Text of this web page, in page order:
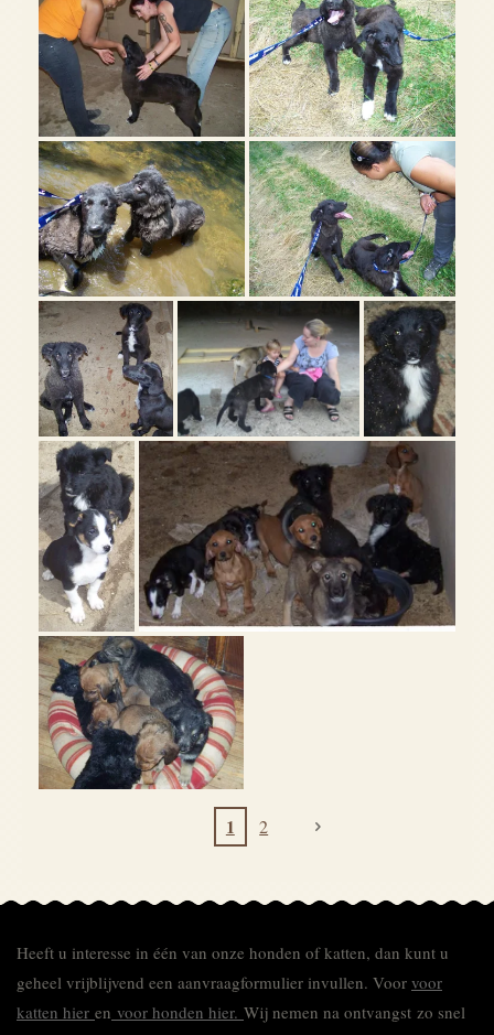
1 2
Heeft u interesse in één van onze honden of katten, dan kunt u
geheel vrijblijvend een aanvraagformulier invullen. Voor voor
katten hier en voor honden hier. Wij nemen na ontvangst zo snel